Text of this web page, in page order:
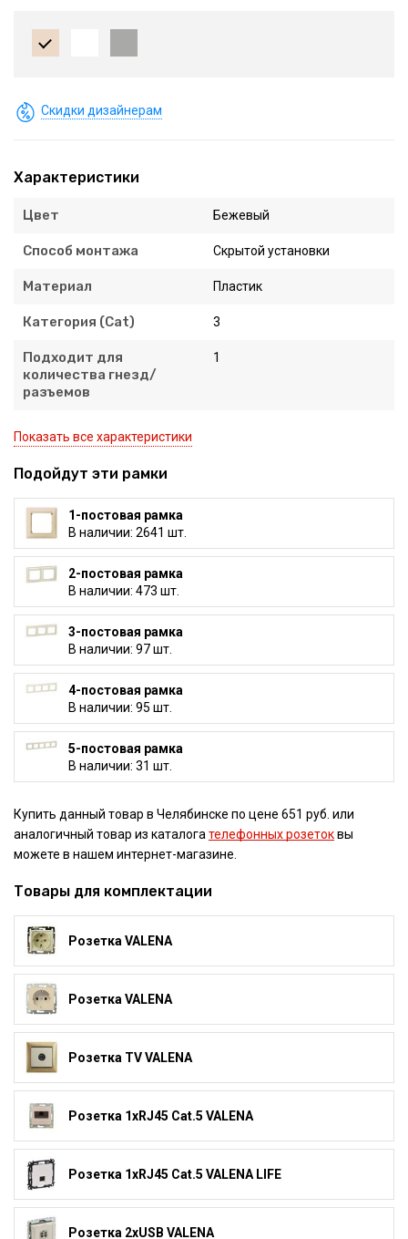
Скидки дизайнерам
Характеристики
Цвет Бежевый
Способ монтажа Скрытой установки
Материал Пластик
Категория (Cat) 3
Подходит для
количества гнезд/
разъемов
1
Показать все характеристики
Подойдут эти рамки
1-постовая рамка
В наличии: 2641 шт.
2-постовая рамка
В наличии: 473 шт.
3-постовая рамка
В наличии: 97 шт.
4-постовая рамка
В наличии: 95 шт.
5-постовая рамка
В наличии: 31 шт.
Купить данный товар в Челябинске по цене 651 руб. или
аналогичный товар из каталогателефонных розетоквы
можете в нашем интернет-магазине.
Товары для комплектации
Розетка VALENA
Розетка VALENA
Розетка TV VALENA
Розетка 1xRJ45 Cat.5 VALENA
Розетка 1xRJ45 Cat.5 VALENA LIFE
Розетка 2xUSB VALENA